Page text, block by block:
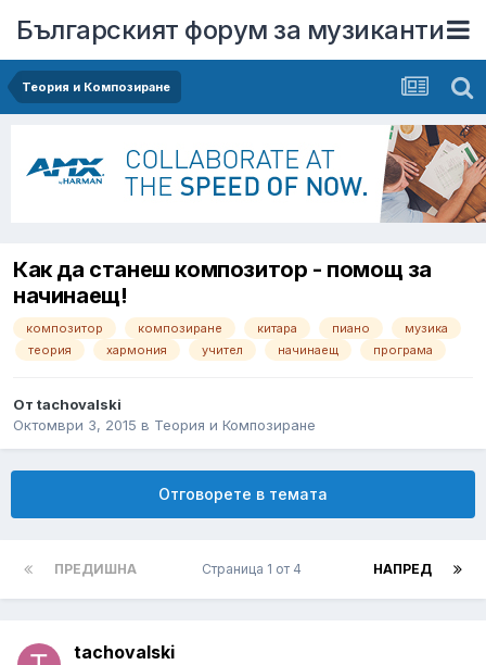
Българският форум за музиканти
Теория и Композиране
Как да станеш композитор - помощ за
начинаещ!
композитор композиране китара пиано
музика
теория
хармония учител начинаещ програма
От tachovalski
Октомври 3, 2015 в Теория и Композиране
Отговорете в темата
ПРЕДИШНА НАПРЕД
Страница 1 от 4
tachovalski